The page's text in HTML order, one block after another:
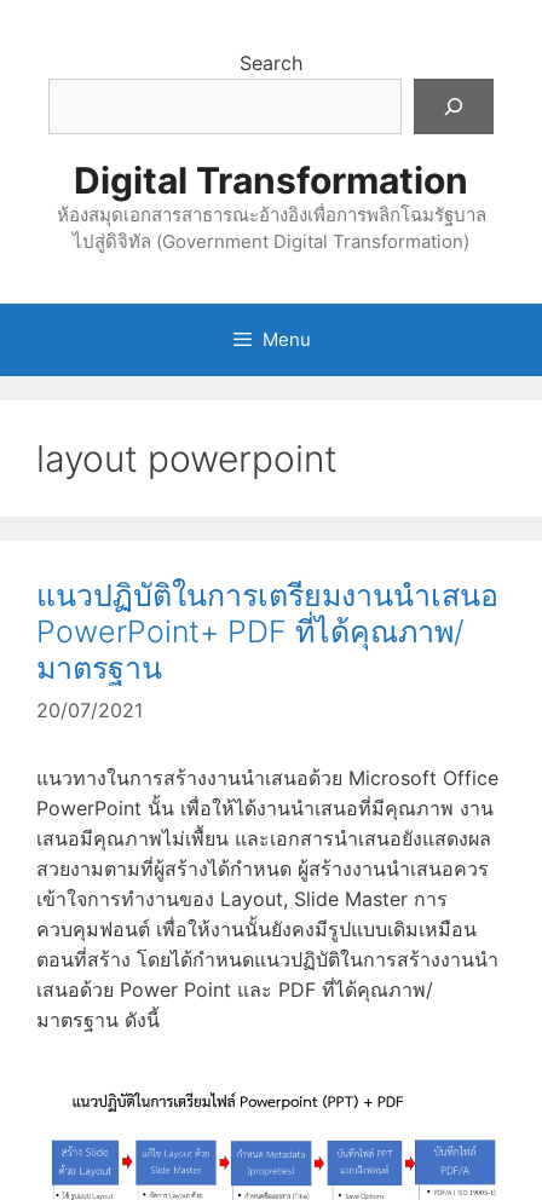
content
Search
Digital Transformation
ห้องสมุดเอกสารสาธารณะอ้างอิงเพื่อการพลิกโฉมรัฐบาล
ไปสู่ดิจิทัล (Government Digital Transformation)
Menu
layout powerpoint
แนวปฏิบัติในการเตรียมงานนำเสนอ
PowerPoint+ PDF ที่ได้คุณภาพ/
มาตรฐาน
20/07/2021
แนวทางในการสร้างงานนำเสนอด้วย Microsoft Office
PowerPoint นั้น เพื่อให้ได้งานนำเสนอที่มีคุณภาพ งาน
เสนอมีคุณภาพไม่เพื้ยน และเอกสารนำเสนอยังแสดงผล
สวยงามตามที่ผู้สร้างได้กำหนด ผู้สร้างงานนำเสนอควร
เข้าใจการทำงานของ Layout, Slide Master การ
ควบคุมฟอนต์ เพื่อให้งานนั้นยังคงมีรูปแบบเดิมเหมือน
ตอนที่สร้าง โดยได้กำหนดแนวปฏิบัติในการสร้างงานนำ
เสนอด้วย Power Point และ PDF ที่ได้คุณภาพ/
มาตรฐาน ดังนี้